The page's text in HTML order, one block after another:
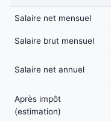
Salaire net mensuel
Salaire brut mensuel
Salaire net annuel
Après impôt
(estimation)